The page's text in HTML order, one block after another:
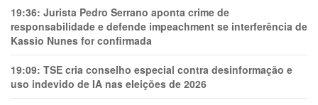
19:36: Jurista Pedro Serrano aponta crime de
responsabilidade e defende impeachment se interferência de
Kassio Nunes for confirmada
19:09: TSE cria conselho especial contra desinformação e
uso indevido de IA nas eleições de 2026